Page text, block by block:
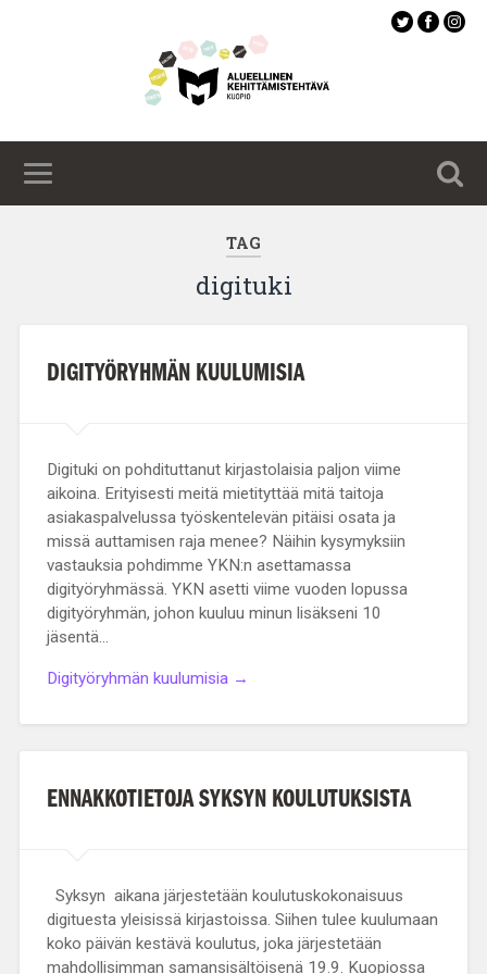
TAG
digituki
DIGITYÖRYHMÄN KUULUMISIA
Digituki on pohdituttanut kirjastolaisia paljon viime
aikoina. Erityisesti meitä mietityttää mitä taitoja
asiakaspalvelussa työskentelevän pitäisi osata ja
missä auttamisen raja menee? Näihin kysymyksiin
vastauksia pohdimme YKN:n asettamassa
digityöryhmässä. YKN asetti viime vuoden lopussa
digityöryhmän, johon kuuluu minun lisäkseni 10
jäsentä…
Digityöryhmän kuulumisia →
ENNAKKOTIETOJA SYKSYN KOULUTUKSISTA
Syksyn aikana järjestetään koulutuskokonaisuus
digituesta yleisissä kirjastoissa. Siihen tulee kuulumaan
koko päivän kestävä koulutus, joka järjestetään
mahdollisimman samansisältöisenä 19.9. Kuopiossa